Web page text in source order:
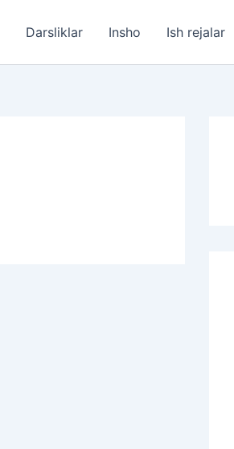
Darsliklar Insho Ish rejalar